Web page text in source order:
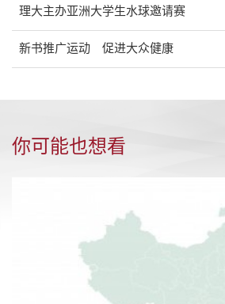
理大主办亚洲大学生水球邀请赛
新书推广运动 促进大众健康
你可能也想看